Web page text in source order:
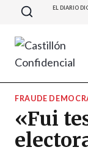
Saltar
contenido
EL DIARIO
FRAUDE
«Fui